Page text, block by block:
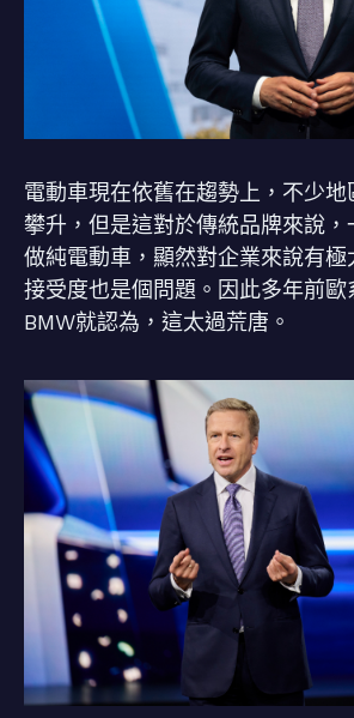
電動車現在依舊在趨勢上，不少地
攀升，但是這對於傳統品牌來說
做純電動車，顯然對企業來說有
接受度也是個問題。因此多年前歐
BMW就認為，這太過荒唐。